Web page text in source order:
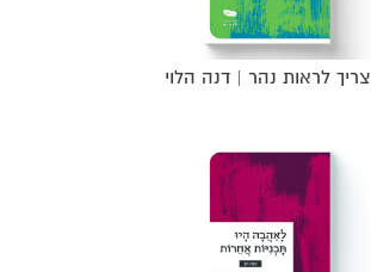
צריך לראות נהר | דנה הלוי